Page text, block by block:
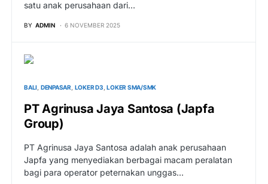
satu anak perusahaan dari…
BY ADMIN 6 NOVEMBER 2025
BALI DENPASAR LOKER D3 LOKER SMA/SMK
PT Agrinusa Jaya Santosa (Japfa
Group)
PT Agrinusa Jaya Santosa adalah anak perusahaan
Japfa yang menyediakan berbagai macam peralatan
bagi para operator peternakan unggas…